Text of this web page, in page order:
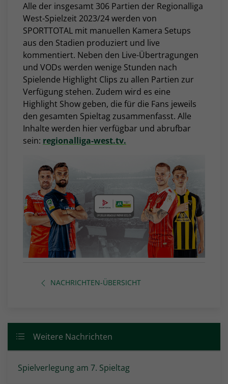
Alle der insgesamt 306 Partien der Regionalliga
West-Spielzeit 2023/24 werden von
SPORTTOTAL mit manuellen Kamera Setups
aus den Stadien produziert und live
kommentiert. Neben den Live-Übertragungen
und VODs werden wenige Stunden nach
Spielende Highlight Clips zu allen Partien zur
Verfügung stehen. Zudem wird es eine
Highlight Show geben, die für die Fans jeweils
den gesamten Spieltag zusammenfasst. Alle
Inhalte werden hier verfügbar und abrufbar
sein: regionalliga-west.tv.
NACHRICHTEN-ÜBERSICHT
Weitere Nachrichten
Spielverlegung am 7. Spieltag